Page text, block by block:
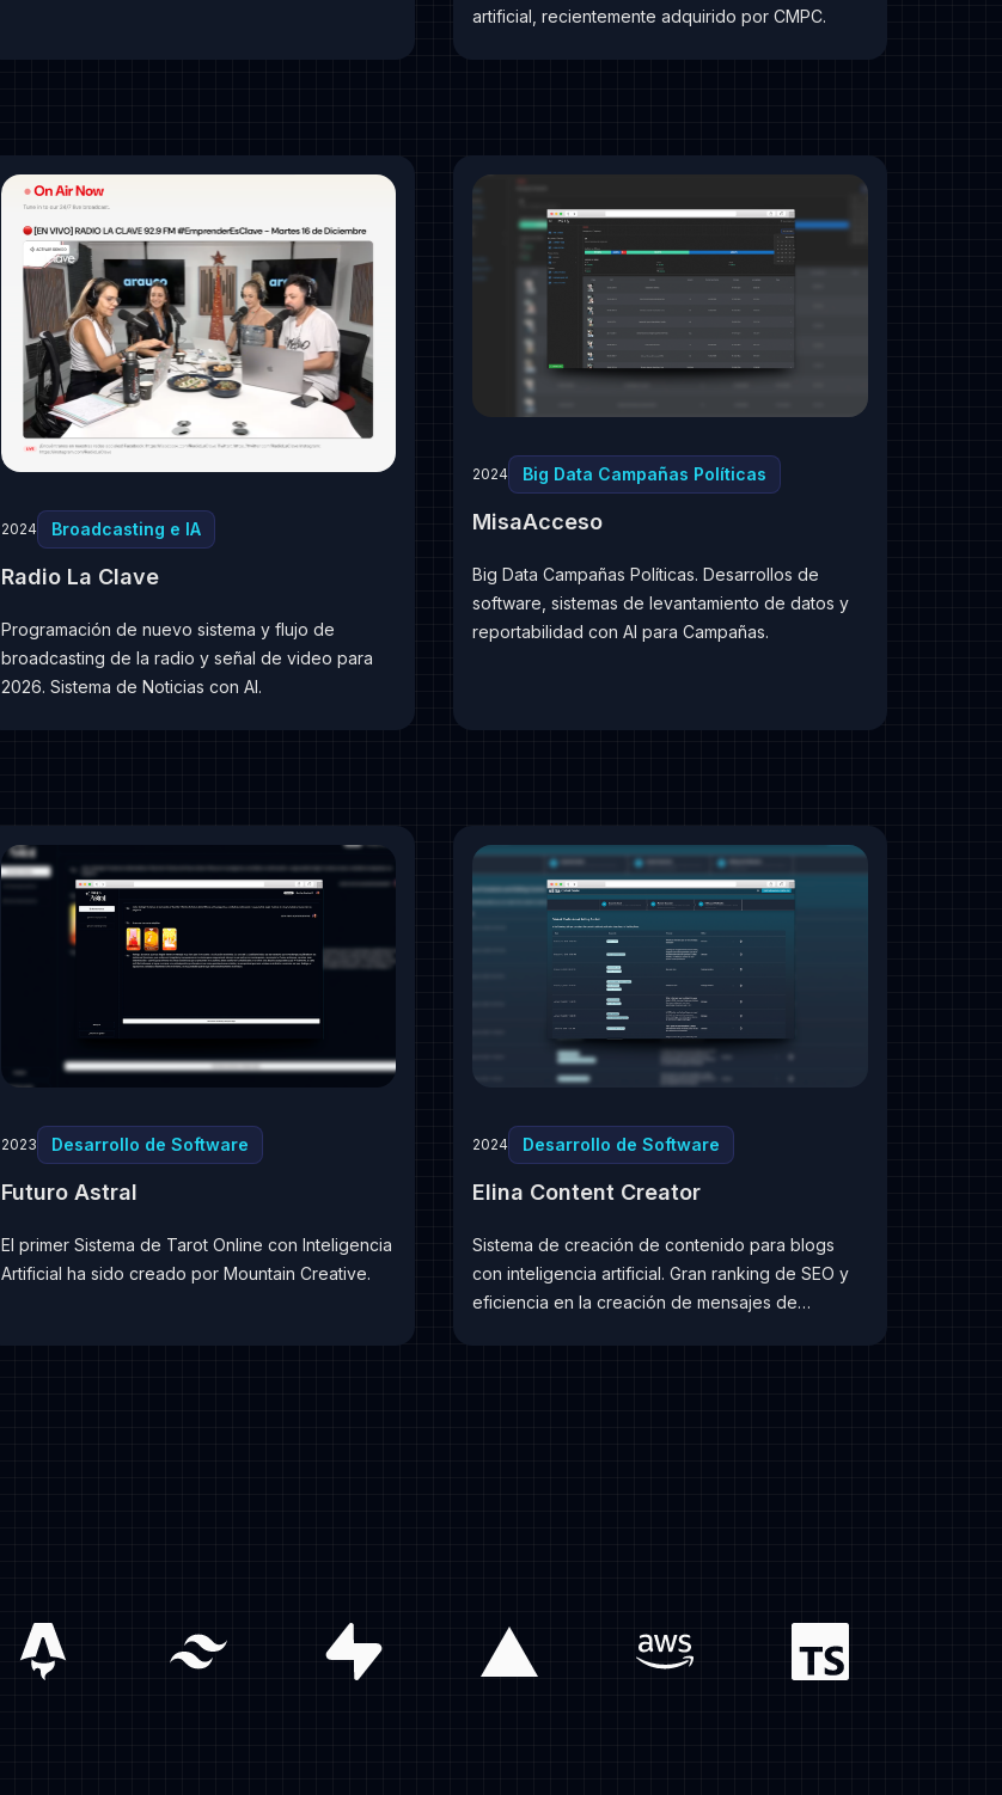
artificial, recientemente adquirido por CMPC.
2024 Broadcasting e IA
Radio La Clave
Programación de nuevo sistema y flujo de
broadcasting de la radio y señal de video para
2026. Sistema de Noticias con AI.
2024 Big Data Campañas Políticas
MisaAcceso
Big Data Campañas Políticas. Desarrollos de
software, sistemas de levantamiento de datos y
reportabilidad con AI para Campañas.
2023 Desarrollo de Software
Futuro Astral
El primer Sistema de Tarot Online con Inteligencia
Artificial ha sido creado por Mountain Creative.
2024 Desarrollo de Software
Elina Content Creator
Sistema de creación de contenido para blogs
con inteligencia artificial. Gran ranking de SEO y
eficiencia en la creación de mensajes de
astro tailwind supabase vercel aws typescript